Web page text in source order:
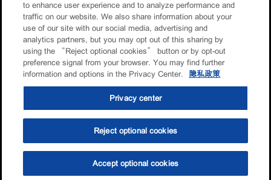
选油助手 查找门店
to enhance user experience and to analyze performance and
traffic on our website. We also share information about your
use of our site with our social media, advertising and
analytics partners, but you may opt out of this sharing by
using the “Reject optional cookies” button or by opt-out
preference signal from your browser. You may find further
information and options in the Privacy Center.
隐私政策
Privacy center
Reject optional cookies
Accept optional cookies